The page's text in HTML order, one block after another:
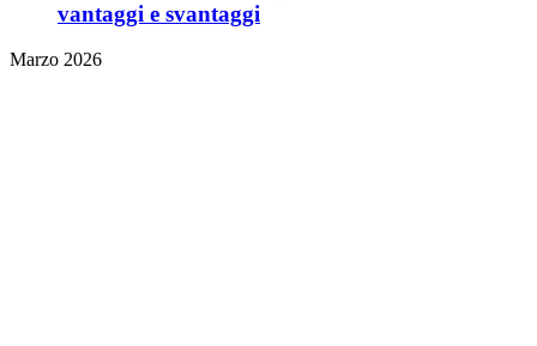
vantaggi e svantaggi
Marzo 2026